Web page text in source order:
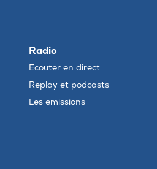
Radio
Ecouter en direct
Replay et podcasts
Les emissions